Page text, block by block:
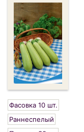
Фасовка 10 шт.
Раннеспелый